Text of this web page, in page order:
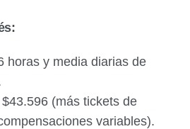
horas y media diarias de
(más tickets de
variables).